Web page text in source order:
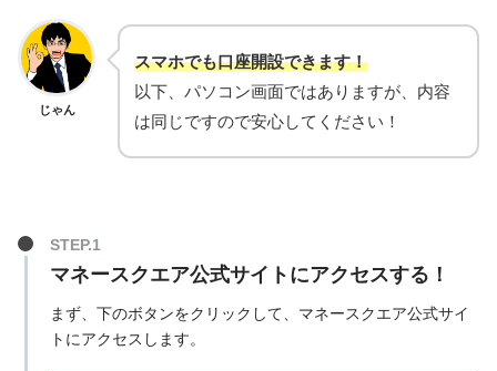
じゃん
スマホでも口座開設できます！
以下、パソコン画面ではありますが、内容
は同じですので安心してください！
マネースクエア公式サイトにアクセスする！
まず、下のボタンをクリックして、マネースクエア公式サイ
トにアクセスします。